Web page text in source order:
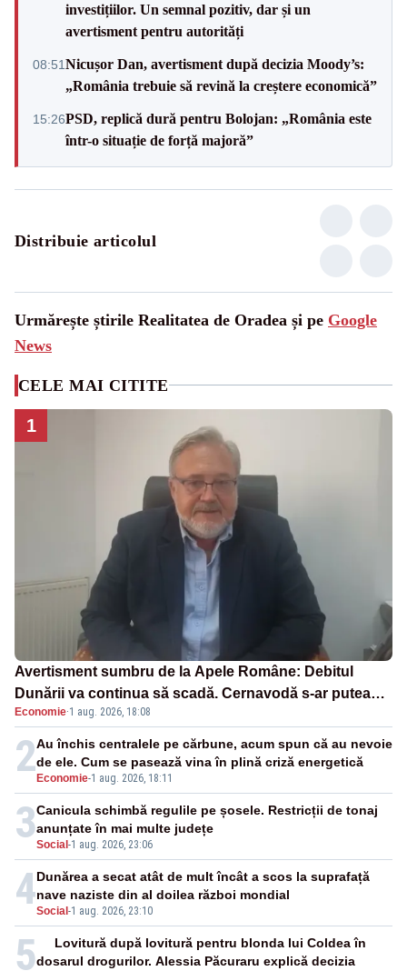
investițiilor. Un semnal pozitiv, dar și un
avertisment pentru autorități
08:51Nicușor Dan, avertisment după decizia Moody’s:
„România trebuie să revină la creștere economică”
15:26PSD, replică dură pentru Bolojan: „România este
într-o situație de forță majoră”
Distribuie articolul
Urmărește știrile Realitatea de Oradea și pe Google
News
CELE MAI CITITE
1
Avertisment sumbru de la Apele Române: Debitul
Dunării va continua să scadă. Cernavodă s-ar putea
închide în 4 zile
Economie·1 aug. 2026, 18:08
2 Economie-1 aug. 2026, 18:11
Au închis centralele pe cărbune, acum spun că au nevoie
de ele. Cum se pasează vina în plină criză energetică
3Social -1 aug. 2026, 23:06
Canicula schimbă regulile pe șosele. Restricții de tonaj
anunțate în mai multe județe
4Social -1 aug. 2026, 23:10
Dunărea a secat atât de mult încât a scos la suprafață
nave naziste din al doilea război mondial
5
Lovitură după lovitură pentru blonda lui Coldea în
dosarul drogurilor. Alessia Păcuraru explică decizia